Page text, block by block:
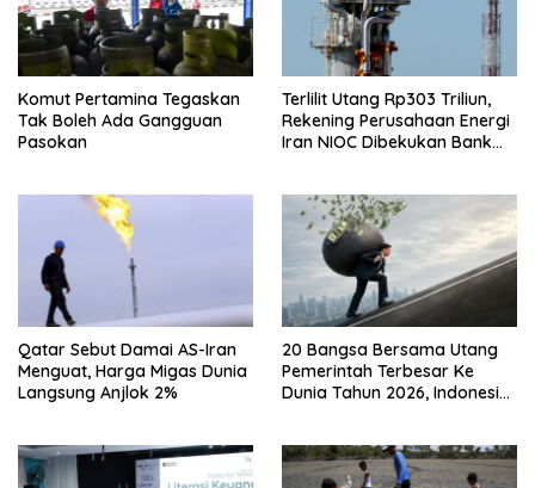
Komut Pertamina Tegaskan
Tak Boleh Ada Gangguan
Pasokan
Terlilit Utang Rp303 Triliun,
Rekening Perusahaan Energi
Iran NIOC Dibekukan Bank
Qatar Sebut Damai AS-Iran
Menguat, Harga Migas Dunia
Langsung Anjlok 2%
20 Bangsa Bersama Utang
Pemerintah Terbesar Ke
Dunia Tahun 2026, Indonesia